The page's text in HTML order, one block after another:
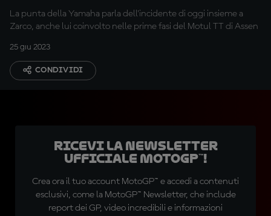
La punta della Yamaha parla dell'incidente di oggi insieme a
Zarco, anche lui coinvolto nelle prime fasi del Motul TT di Assen
25 giu 2023
CONDIVIDI
Ricevi la newsletter
ufficiale MotoGP™!
Crea ora il tuo account MotoGP™ e accedi a contenuti
esclusivi, come la MotoGP™ Newsletter, che include
report dei GP, video incredibili e informazioni